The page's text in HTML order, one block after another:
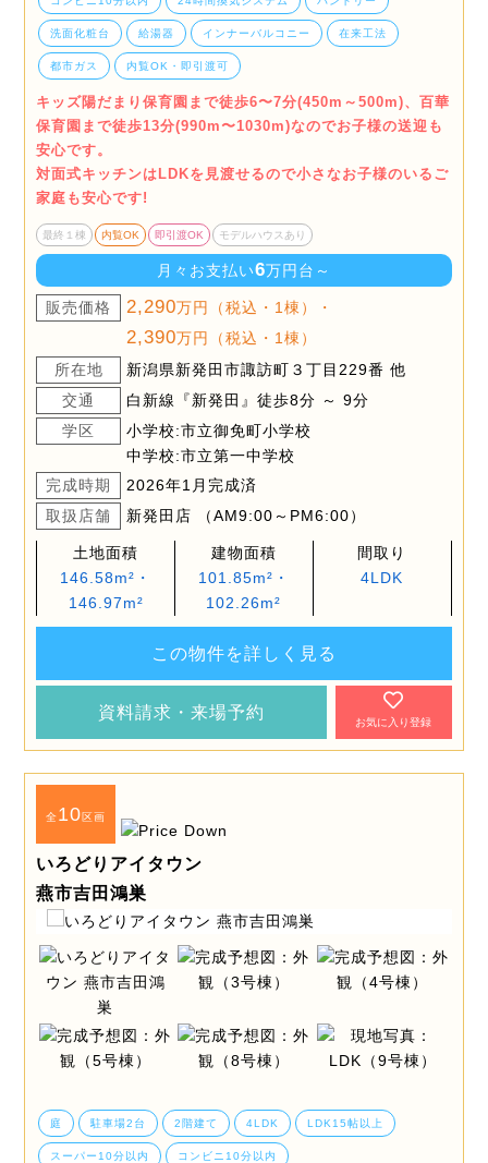
洗面化粧台 給湯器 インナーバルコニー 在来工法
都市ガス 内覧OK・即引渡可
キッズ陽だまり保育園まで徒歩6〜7分(450m～500m)、百華
保育園まで徒歩13分(990m〜1030m)なのでお子様の送迎も
安心です。
対面式キッチンはLDKを見渡せるので小さなお子様のいるご
家庭も安心です!
最終１棟 内覧OK 即引渡OK モデルハウスあり
月々お支払い6万円台～
販売価格 2,290万円（税込・1棟）・
2,390万円（税込・1棟）
所在地
新潟県新発田市諏訪町３丁目229番 他
交通
白新線『新発田』徒歩8分 ～ 9分
学区
小学校:市立御免町小学校
中学校:市立第一中学校
完成時期
2026年1月完成済
取扱店舗
新発田店 （AM9:00～PM6:00）
土地面積
146.58m²・
146.97m²
建物面積
101.85m²・
102.26m²
間取り
4LDK
この物件を詳しく見る
資料請求・来場予約
お気に入り登録
全10区画
いろどりアイタウン
燕市吉田鴻巣
庭 駐車場2台 2階建て 4LDK LDK15帖以上
スーパー10分以内 コンビニ10分以内